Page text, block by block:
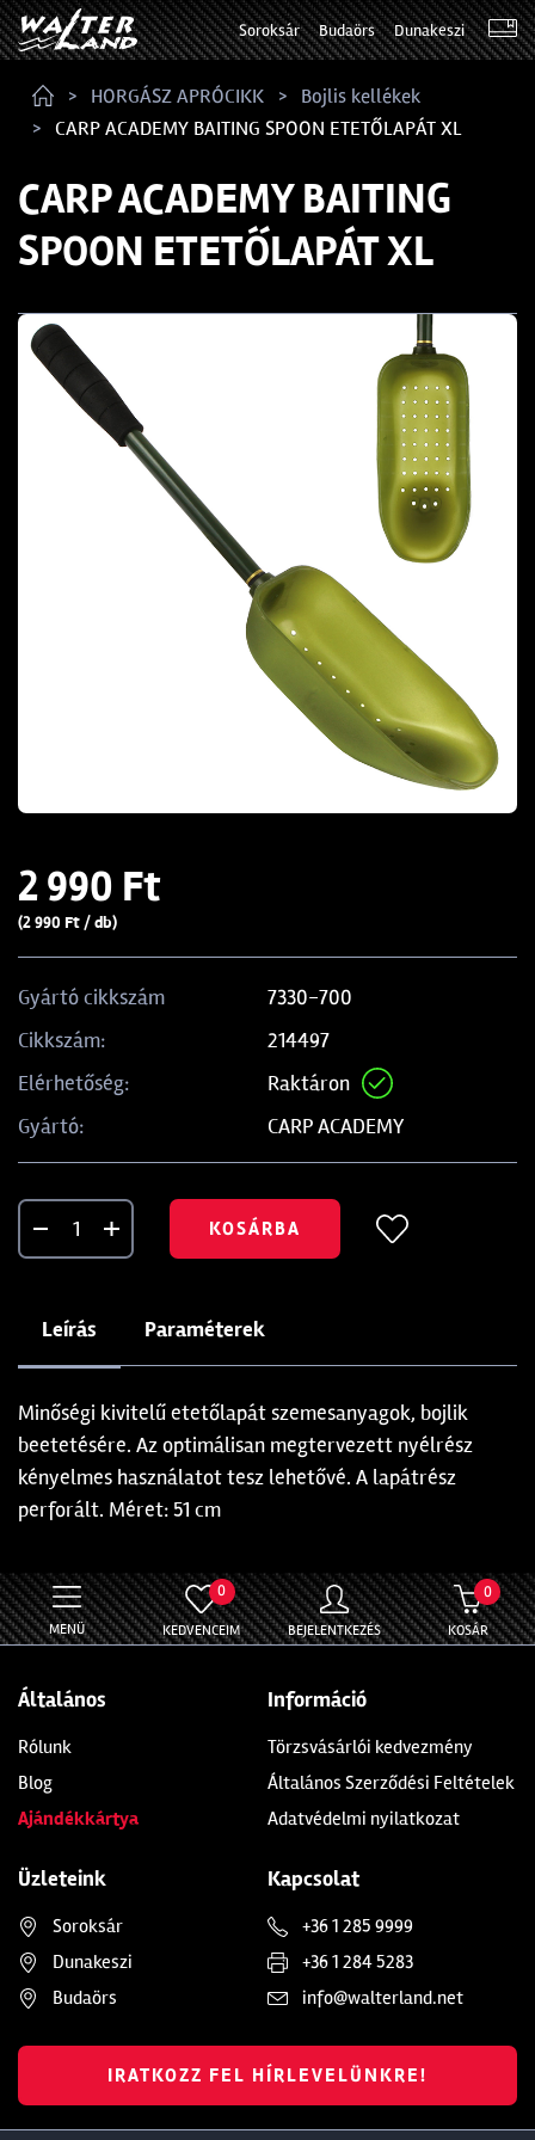
Soroksár Budaörs Dunakeszi
HORGÁSZ APRÓCIKK
Bojlis kellékek
CARP ACADEMY BAITING SPOON ETETŐLAPÁT XL
CARP ACADEMY BAITING
SPOON ETETŐLAPÁT XL
2 990 Ft
(2 990 Ft / db)
Gyártó cikkszám
7330-700
Cikkszám:
214497
Elérhetőség:
Raktáron
Gyártó:
CARP ACADEMY
KOSÁRBA
Leírás Paraméterek
Minőségi kivitelű etetőlapát szemesanyagok, bojlik
beetetésére. Az optimálisan megtervezett nyélrész
kényelmes használatot tesz lehetővé. A lapátrész
perforált. Méret: 51 cm
MENÜ
0
KEDVENCEIM BEJELENTKEZÉS
0
KOSÁR
Általános
Rólunk
Blog
Ajándékkártya
Információ
Törzsvásárlói kedvezmény
Általános Szerződési Feltételek
Adatvédelmi nyilatkozat
Üzleteink
Soroksár
Dunakeszi
Budaörs
Kapcsolat
+36 1 285 9999
+36 1 284 5283
info@walterland.net
IRATKOZZ FEL HÍRLEVELÜNKRE!